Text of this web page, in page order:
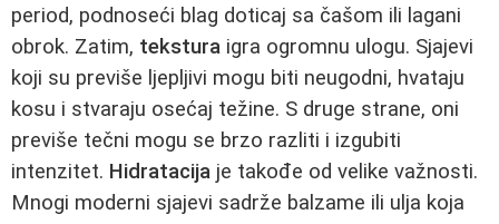
period, podnoseći blag doticaj sa čašom ili lagani
obrok. Zatim, tekstura igra ogromnu ulogu. Sjajevi
koji su previše ljepljivi mogu biti neugodni, hvataju
kosu i stvaraju osećaj težine. S druge strane, oni
previše tečni mogu se brzo razliti i izgubiti
intenzitet. Hidratacija je takođe od velike važnosti.
Mnogi moderni sjajevi sadrže balzame ili ulja koja